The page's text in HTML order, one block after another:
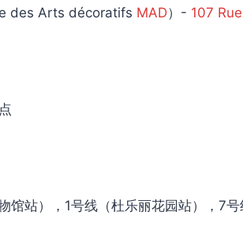
des Arts décoratifs MAD）- 107
馆站），1号线（杜乐丽花园站），7